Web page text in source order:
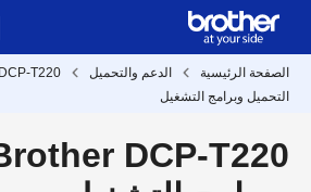
الصفحة الرئيسية الدعم والتحميل
DCP-T220
التحميل وبرامج التشغيل